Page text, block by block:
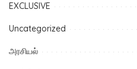
EXCLUSIVE
Uncategorized
அரசியல்